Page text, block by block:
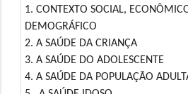
1. CONTEXTO SOCIAL,
DEMOGRÁFICO
2. A SAÚDE DA CRIANÇA
3. A SAÚDE DO ADOLESCENTE
4. A SAÚDE DA POPULAÇÃO